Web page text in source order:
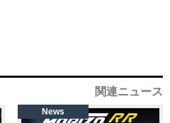
関連ニュース
News